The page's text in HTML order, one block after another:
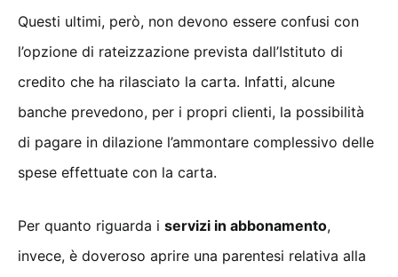
Questi ultimi, però, non devono essere confusi con
l’opzione di rateizzazione prevista dall’Istituto di
credito che ha rilasciato la carta. Infatti, alcune
banche prevedono, per i propri clienti, la possibilità
di pagare in dilazione l’ammontare complessivo delle
spese effettuate con la carta.
Per quanto riguarda i servizi in abbonamento,
invece, è doveroso aprire una parentesi relativa alla